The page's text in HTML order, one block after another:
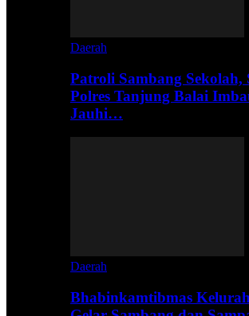
Daerah
Patroli Sambang Sekolah,
Polres Tanjung Balai
Jauhi…
Daerah
Bhabinkamtibmas